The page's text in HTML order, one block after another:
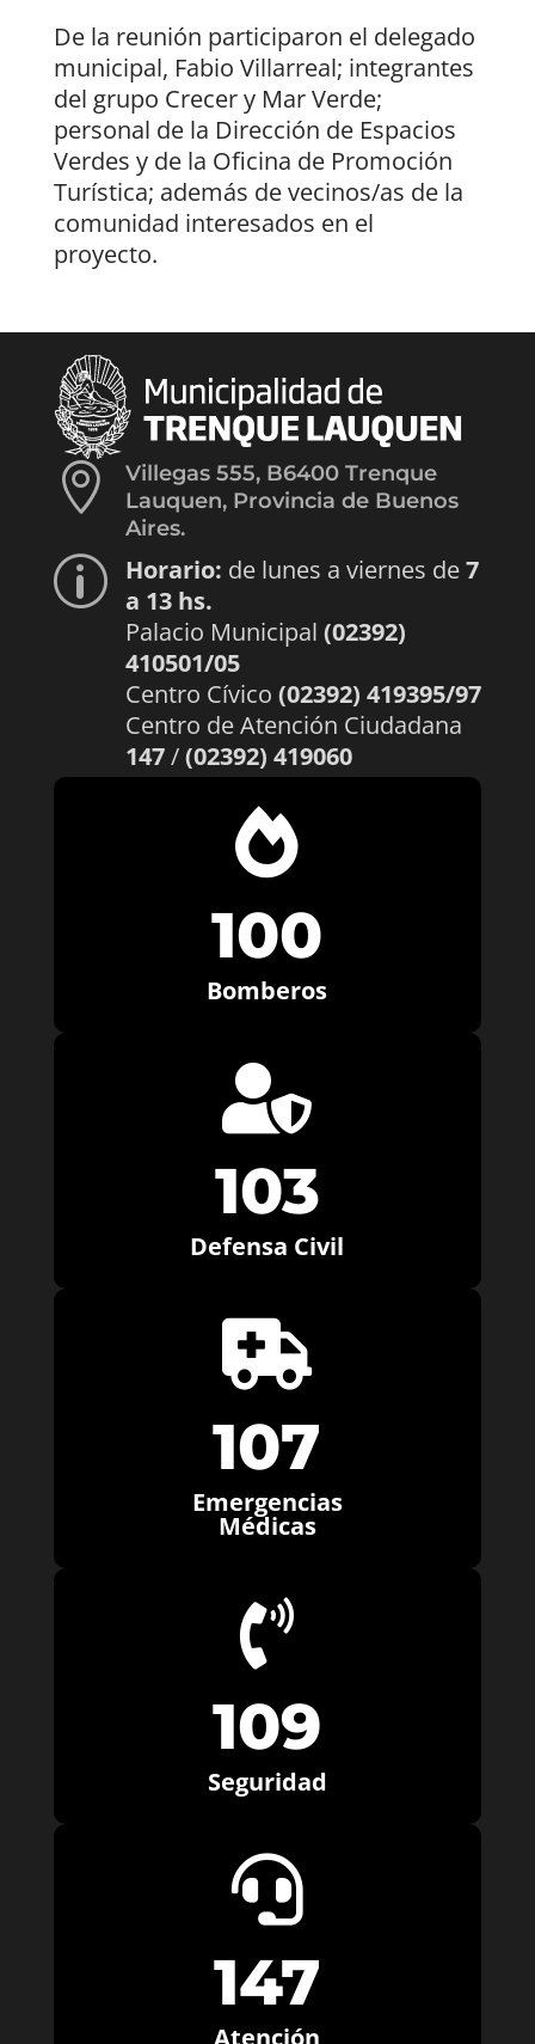
De la reunión participaron el delegado
municipal, Fabio Villarreal; integrantes
del grupo Crecer y Mar Verde;
personal de la Dirección de Espacios
Verdes y de la Oficina de Promoción
Turística; además de vecinos/as de la
comunidad interesados en el
proyecto.

Villegas 555, B6400 Trenque
Lauquen, Provincia de Buenos
Aires.
p Horario: de lunes a viernes de7
a 13 hs.
Palacio Municipal (02392)
410501/05
Centro Cívico (02392) 419395/97
Centro de Atención Ciudadana
147/(02392) 419060

100
Bomberos

103
Defensa Civil

107
Emergencias
Médicas

109
Seguridad

147